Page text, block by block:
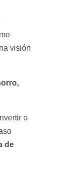
visión
o
de